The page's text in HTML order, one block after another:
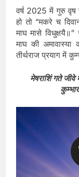
वर्ष 2025 में गुरु वृष
हो तो “मकरे च
माघ मासे
माघ की
तीर्थराज प्रयाग में
मेषराशिं गते जीवे